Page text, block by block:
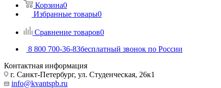
Корзина0
Избранные товары0
Сравнение товаров0
8 800 700-36-83бесплатный звонок по России
Контактная информация
г. Санкт-Петербург, ул. Студенческая, 26к1
info@kvantspb.ru